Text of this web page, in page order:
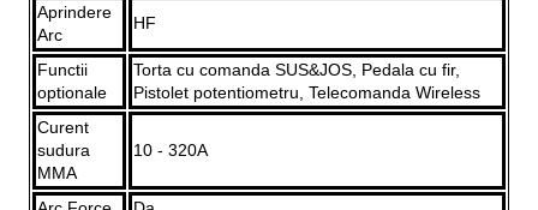
Aprindere
Arc
HF
Functii
optionale
Torta cu comanda SUS&JOS, Pedala cu fir,
Pistolet potentiometru, Telecomanda Wireless
Curent
sudura
MMA
10 - 320A